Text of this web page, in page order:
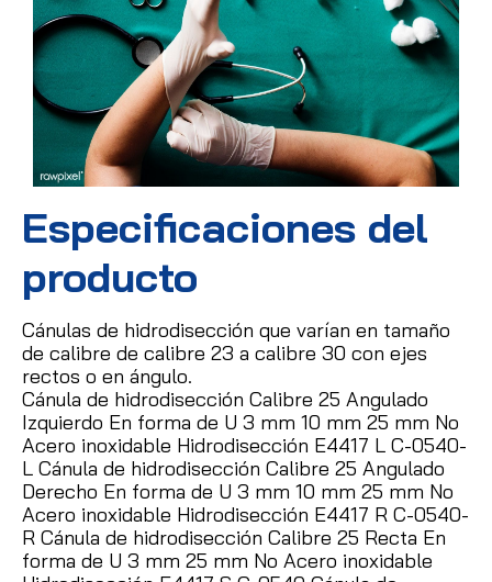
Especificaciones del
producto
Cánulas de hidrodisección que varían en tamaño
de calibre de calibre 23 a calibre 30 con ejes
rectos o en ángulo.
Cánula de hidrodisección Calibre 25 Angulado
Izquierdo En forma de U 3 mm 10 mm 25 mm No
Acero inoxidable Hidrodisección E4417 L C-0540-
L Cánula de hidrodisección Calibre 25 Angulado
Derecho En forma de U 3 mm 10 mm 25 mm No
Acero inoxidable Hidrodisección E4417 R C-0540-
R Cánula de hidrodisección Calibre 25 Recta En
forma de U 3 mm 25 mm No Acero inoxidable